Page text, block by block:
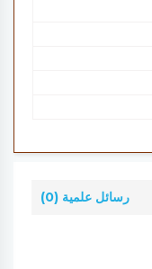
رسائل علمية (0)